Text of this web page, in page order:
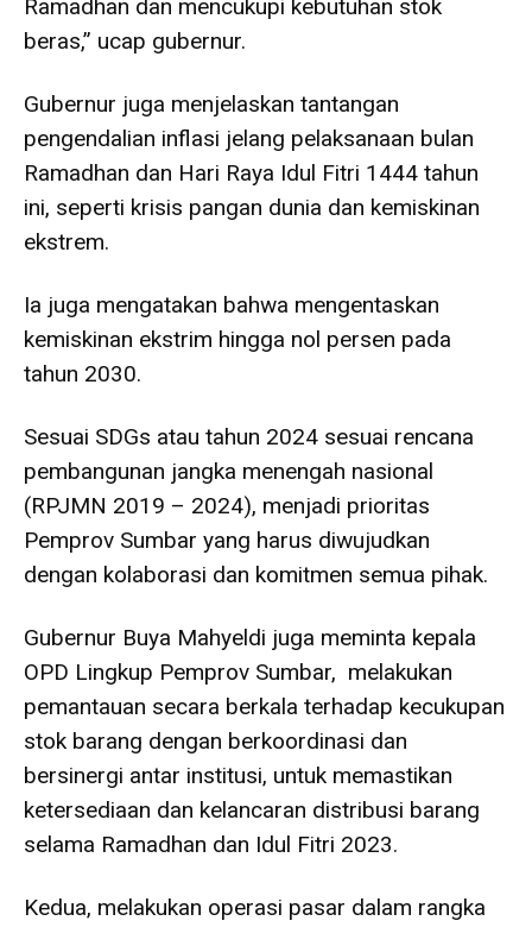
Ramadhan dan mencukupi kebutuhan stok
beras,” ucap gubernur.
Gubernur juga menjelaskan tantangan
pengendalian inflasi jelang pelaksanaan bulan
Ramadhan dan Hari Raya Idul Fitri 1444 tahun
ini, seperti krisis pangan dunia dan kemiskinan
ekstrem.
Ia juga mengatakan bahwa mengentaskan
kemiskinan ekstrim hingga nol persen pada
tahun 2030.
Sesuai SDGs atau tahun 2024 sesuai rencana
pembangunan jangka menengah nasional
(RPJMN 2019 – 2024), menjadi prioritas
Pemprov Sumbar yang harus diwujudkan
dengan kolaborasi dan komitmen semua pihak.
Gubernur Buya Mahyeldi juga meminta kepala
OPD Lingkup Pemprov Sumbar, melakukan
pemantauan secara berkala terhadap kecukupan
stok barang dengan berkoordinasi dan
bersinergi antar institusi, untuk memastikan
ketersediaan dan kelancaran distribusi barang
selama Ramadhan dan Idul Fitri 2023.
Kedua, melakukan operasi pasar dalam rangka